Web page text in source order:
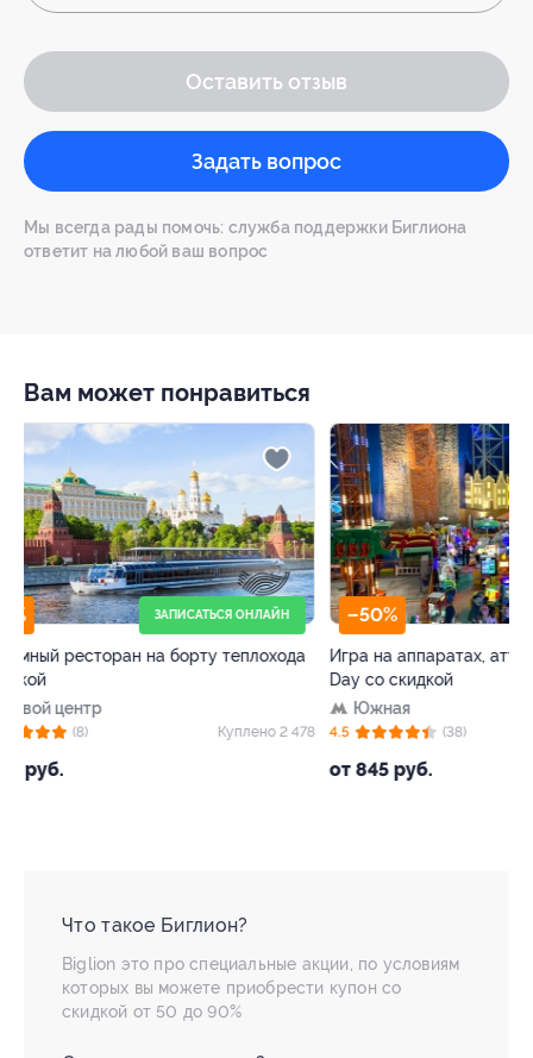
Оставить отзыв
Задать вопрос
Мы всегда рады помочь: служба поддержки Биглиона
ответит на любой ваш вопрос
Вам может понравиться
–50% ТРК «ГЛОБАЛ СИТИ»
Игра на аппаратах, аттракционах в Play
Day со скидкой
Южная
от 845 руб.
4.5 Куплено 18 399
–64%
МРТ в
центре» со
от 1 980 руб.
4.6
Что такое Биглион?
Biglion это про специальные акции, по условиям
которых вы можете приобрести купон со
скидкой от 50 до 90%